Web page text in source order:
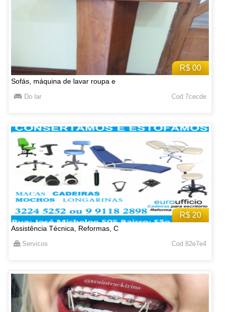
R$ 00
Sofás, máquina de lavar roupa e
Do lar Cod 7cecde
R$ 20
Assistência Técnica, Reformas, C
Servicos Cod 82e7e4